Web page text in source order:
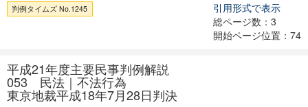
判例タイムズ No.1245
引用形式で表示
総ページ数：3
開始ページ位置：74
平成21年度主要民事判例解説
053 民法｜不法行為
東京地裁平成18年7月28日判決